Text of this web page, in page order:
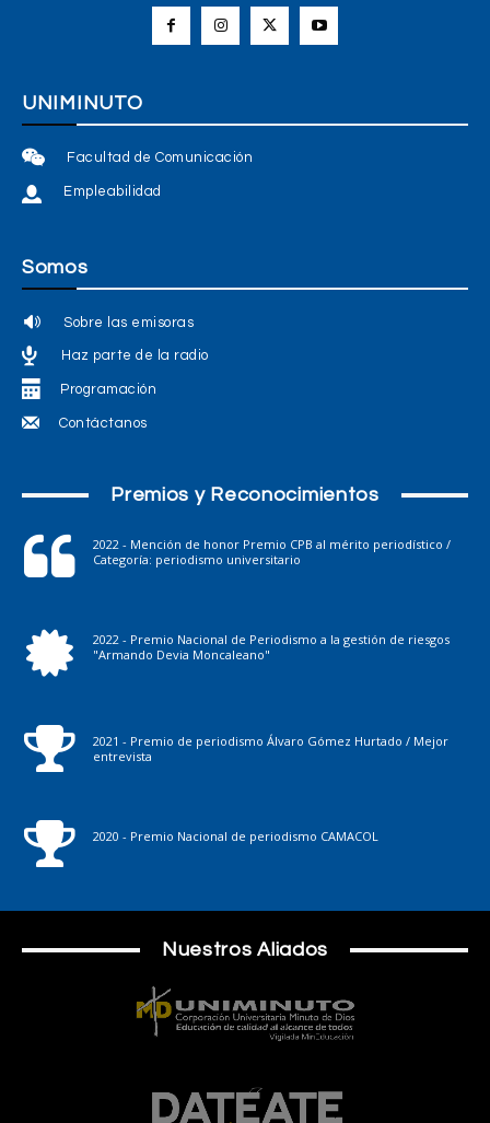
UNIMINUTO
Facultad de Comunicación
Empleabilidad
Somos
Sobre las emisoras
Haz parte de la radio
Programación
Contáctanos
Premios y Reconocimientos
2022 - Mención de honor Premio CPB al mérito periodístico /
Categoría: periodismo universitario
2022 - Premio Nacional de Periodismo a la gestión de riesgos
"Armando Devia Moncaleano"
2021 - Premio de periodismo Álvaro Gómez Hurtado / Mejor
entrevista
2020 - Premio Nacional de periodismo CAMACOL
Nuestros Aliados